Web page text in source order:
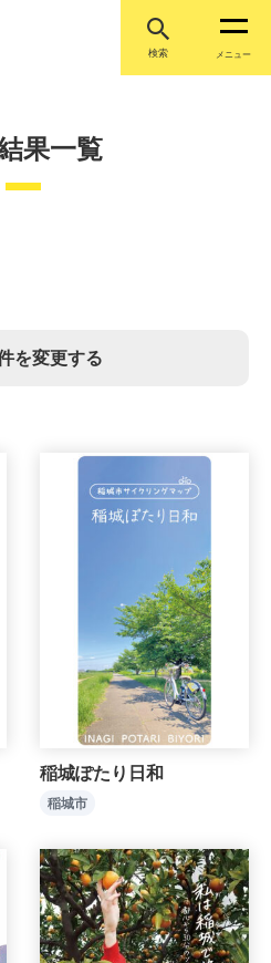
検索 メニュー
果一覧
を変更する
稲城ぽたり日和
稲城市